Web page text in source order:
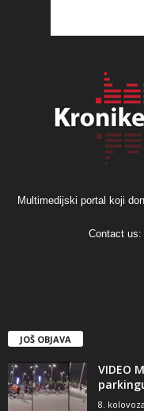
Multimedijski portal koji
Contact us:
JOŠ OBJAVA
VIDEO
8.